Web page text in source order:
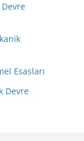
Esasları
Devre